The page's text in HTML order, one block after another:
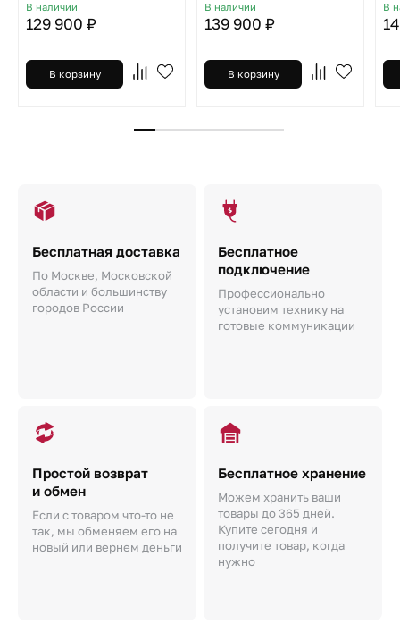
В наличии
129 900 ₽
В корзину
В наличии
139 900 ₽
В корзину
В
Бесплатная доставка
По Москве, Московской
области и большинству
городов России
Бесплатное
подключение
Профессионально
установим технику на
готовые коммуникации
Простой возврат
и обмен
Если с товаром что-то не
так, мы обменяем его на
новый или вернем деньги
Бесплатное хранение
Можем хранить ваши
товары до 365 дней.
Купите сегодня и
получите товар, когда
нужно